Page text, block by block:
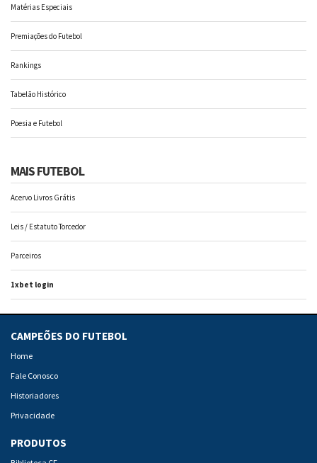
Matérias Especiais
Premiações do Futebol
Rankings
Tabelão Histórico
Poesia e Futebol
MAIS FUTEBOL
Acervo Livros Grátis
Leis / Estatuto Torcedor
Parceiros
1xbet login
CAMPEÕES DO FUTEBOL
Home
Fale Conosco
Historiadores
Privacidade
PRODUTOS